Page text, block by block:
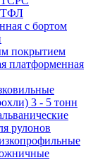
ТФЛ
с бортом
покрытием
платформенная
3 - 5 тонн
рулонов